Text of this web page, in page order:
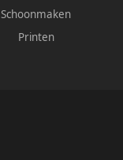
Schoonmaken
Printen